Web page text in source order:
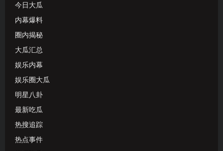
今日大瓜
内幕爆料
圈内揭秘
大瓜汇总
娱乐内幕
娱乐圈大瓜
明星八卦
最新吃瓜
热搜追踪
热点事件